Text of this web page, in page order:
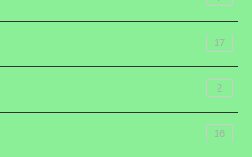
17
2
16